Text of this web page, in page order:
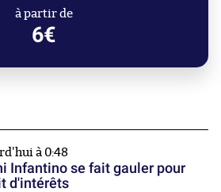
à partir de
6€
à 0:48
Infantino se fait gauler pour
d'intérêts